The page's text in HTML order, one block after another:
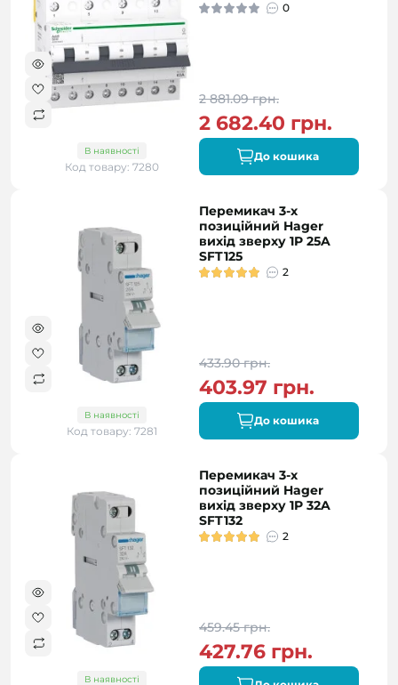
В наявності
Код товару: 7280
0
2 881.09 грн.
2 682.40 грн.
До кошика
В наявності
Код товару: 7281
Перемикач 3-х
позиційний Hager
вихід зверху 1P 25A
SFT125
2
433.90 грн.
403.97 грн.
До кошика
В наявності
Перемикач 3-х
позиційний Hager
вихід зверху 1P 32A
SFT132
2
459.45 грн.
427.76 грн.